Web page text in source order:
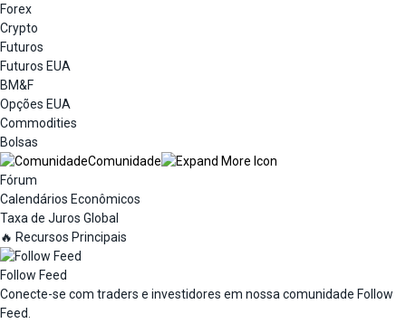
Forex
Crypto
Futuros
Futuros EUA
BM&F
Opções EUA
Commodities
Bolsas
Comunidade
Fórum
Calendários Econômicos
Taxa de Juros Global
🔥 Recursos Principais
Follow Feed
Conecte-se com traders e investidores em nossa comunidade Follow
Feed.